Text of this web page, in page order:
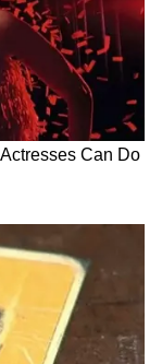
ब्लॉगर्स के
सस्ता बताते हैं।
कर आलीशान
दी।
ठहरने के लिए
रुपये)
सिर्फ सबसे
का खर्च